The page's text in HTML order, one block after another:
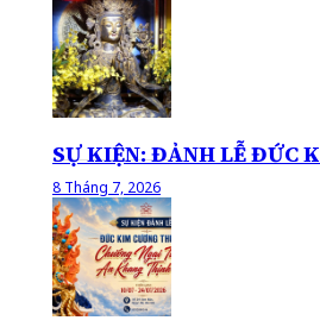
SỰ KIỆN: ĐẢNH LỄ ĐỨC
8 Tháng 7, 2026